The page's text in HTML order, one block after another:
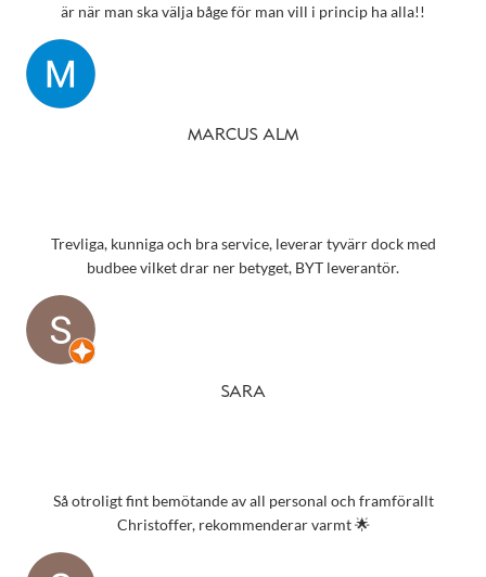
är när man ska välja båge för man vill i princip ha alla!!
MARCUS ALM
Trevliga, kunniga och bra service, leverar tyvärr dock med
budbee vilket drar ner betyget, BYT leverantör.
SARA
Så otroligt fint bemötande av all personal och framförallt
Christoffer, rekommenderar varmt 🌟